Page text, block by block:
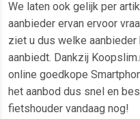
We laten ook gelijk per
aanbieder ervan ervoor
ziet u dus welke
aanbiedt. Dankzij
online goedkope
het aanbod dus snel en
fietshouder vandaag nog!